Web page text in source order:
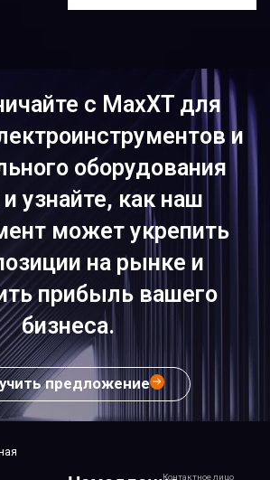
с MaxXT для
и
оборудования
узнайте, как наш
может укрепить
на рынке и
прибыль вашего
бизнеса.
предложение
Контактное лицо